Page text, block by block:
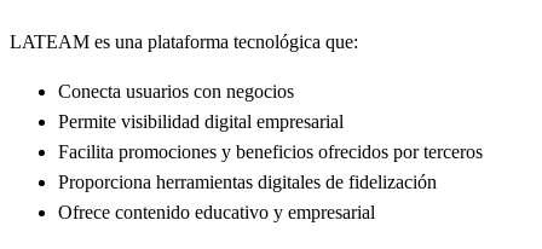
LATEAM es una plataforma tecnológica que:
Conecta usuarios con negocios
Permite visibilidad digital empresarial
Facilita promociones y beneficios ofrecidos por terceros
Proporciona herramientas digitales de fidelización
Ofrece contenido educativo y empresarial